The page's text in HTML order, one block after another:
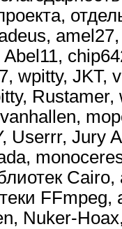
wpitty, JKT,
Userrr, Jury
FFmpeg,
Nuker-